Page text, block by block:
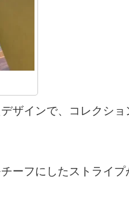
ザインで、コレクシ
ーフにしたストライ